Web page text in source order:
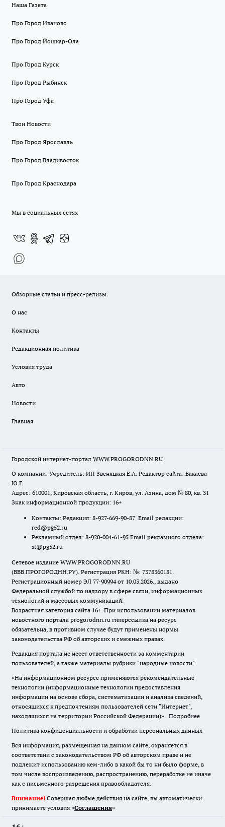
Наша Газета
Про Город Иваново
Про Город Йошкар-Ола
Про Город Курск
Про Город Рыбинск
Про Город Уфа
Твои Новости
Про Город Ярославль
Про Город Владивосток
Про Город Краснодара
Мы в социальных сетях
Обзорные статьи и пресс-релизы
О нас
Контакты
Редакционная политика
Условия труда
Авто
Новости
Главная
Городской интернет-портал WWW.PROGORODNN.RU
О компании: Учредитель: ИП Звеняцкая Е.А. Редактор сайта: Бакаева
Ю.Г.
Адрес: 610001, Кировская область, г. Киров, ул. Азина, дом № 80, кв. 31
Знак информационной продукции: 16+
Контакты: Редакция: 8-927-669-90-87 Email редакции:
red@pg52.ru
Рекламный отдел: 8-920-004-61-95 Email рекламного отдела:
st@pg52.ru
Сетевое издание WWW.PROGORODNN.RU
(ВВВ.ПРОГОРОДНН.РУ). Регистрация РКН: №: 7378360181.
Регистрационный номер ЭЛ 77-90994 от 10.03.2026., выдано
Федеральной службой по надзору в сфере связи, информационных
технологий и массовых коммуникаций.
Возрастная категория сайта 16+. При использовании материалов
новостного портала progorodnn.ru гиперссылка на ресурс
обязательна, в противном случае будут применены нормы
законодательства РФ об авторских и смежных правах.
Редакция портала не несет ответственности за комментарии
пользователей, а также материалы рубрики "народные новости".
«На информационном ресурсе применяются рекомендательные
технологии (информационные технологии предоставления
информации на основе сбора, систематизации и анализа сведений,
относящихся к предпочтениям пользователей сети "Интернет",
находящихся на территории Российской Федерации)». Подробнее
Политика конфиденциальности и обработки персональных данных
Вся информация, размещенная на данном сайте, охраняется в
соответствии с законодательством РФ об авторском праве и не
подлежит использованию кем-либо в какой бы то ни было форме, в
том числе воспроизведению, распространению, переработке не иначе
как с письменного разрешения правообладателя.
Внимание! Совершая любые действия на сайте, вы автоматически
принимаете условия «Cоглашения»